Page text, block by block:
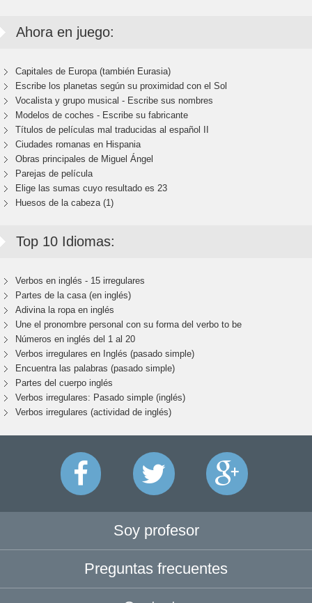
Ahora en juego:
Capitales de Europa (también Eurasia)
Escribe los planetas según su proximidad con el Sol
Vocalista y grupo musical - Escribe sus nombres
Modelos de coches - Escribe su fabricante
Títulos de películas mal traducidas al español II
Ciudades romanas en Hispania
Obras principales de Miguel Ángel
Parejas de película
Elige las sumas cuyo resultado es 23
Huesos de la cabeza (1)
Top 10 Idiomas:
Verbos en inglés - 15 irregulares
Partes de la casa (en inglés)
Adivina la ropa en inglés
Une el pronombre personal con su forma del verbo to be
Números en inglés del 1 al 20
Verbos irregulares en Inglés (pasado simple)
Encuentra las palabras (pasado simple)
Partes del cuerpo inglés
Verbos irregulares: Pasado simple (inglés)
Verbos irregulares (actividad de inglés)
Soy profesor
Preguntas frecuentes